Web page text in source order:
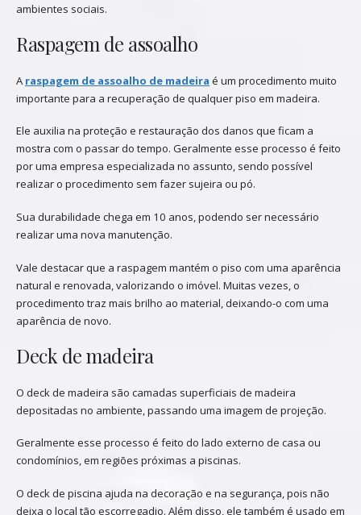
ambientes sociais.
Raspagem de assoalho
A raspagem de assoalho de madeira é um procedimento muito
importante para a recuperação de qualquer piso em madeira.
Ele auxilia na proteção e restauração dos danos que ficam a
mostra com o passar do tempo. Geralmente esse processo é feito
por uma empresa especializada no assunto, sendo possível
realizar o procedimento sem fazer sujeira ou pó.
Sua durabilidade chega em 10 anos, podendo ser necessário
realizar uma nova manutenção.
Vale destacar que a raspagem mantém o piso com uma aparência
natural e renovada, valorizando o imóvel. Muitas vezes, o
procedimento traz mais brilho ao material, deixando-o com uma
aparência de novo.
Deck de madeira
O deck de madeira são camadas superficiais de madeira
depositadas no ambiente, passando uma imagem de projeção.
Geralmente esse processo é feito do lado externo de casa ou
condomínios, em regiões próximas a piscinas.
O deck de piscina ajuda na decoração e na segurança, pois não
deixa o local tão escorregadio. Além disso, ele também é usado em